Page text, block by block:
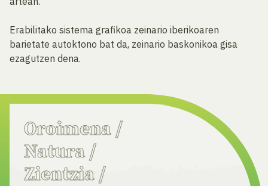
Erabilitako sistema grafikoa zeinario iberikoaren
barietate autoktono bat da, zeinario baskonikoa gisa
ezagutzen dena.
Oroimena /
Natura /
Zientzia/